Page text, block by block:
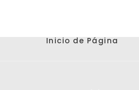
Inicio de Página